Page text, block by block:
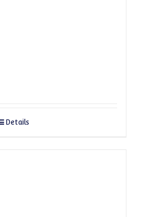
Details